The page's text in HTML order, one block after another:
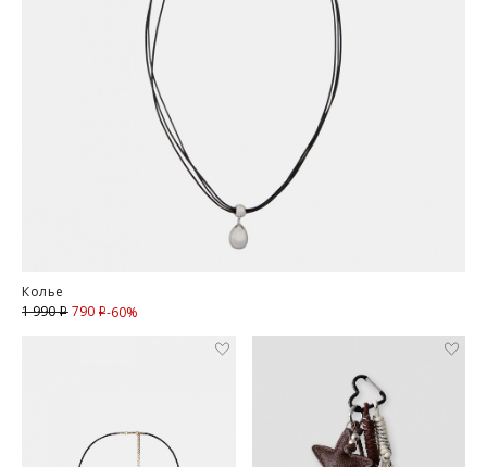
Колье
1 990i 790 iСкидка
-60%